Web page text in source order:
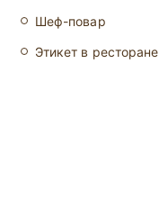
Шеф-повар
Этикет в ресторане